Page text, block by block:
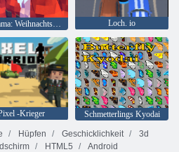
Kogama: Weihnachtsparkour Loch. io
-Krieger
Schmetterlings Kyodai
Hüpfen Geschicklichkeit
3d
HTML5 Android